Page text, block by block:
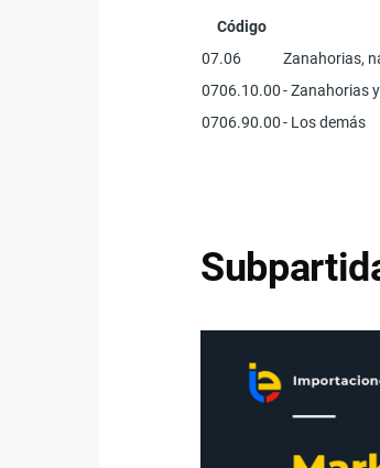
Código
07.06
Zanahorias,
0706.10.00- Zanahorias
0706.90.00- Los demás